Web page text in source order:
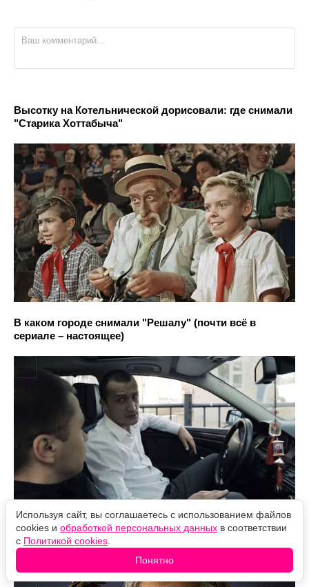
Высотку на Котельнической дорисовали: где снимали
"Старика Хоттабыча"
В каком городе снимали "Решалу" (почти всё в
сериале – настоящее)
Кто сильнее — Гэндальф или Саурон (спойлер: они
одного вида)
Используя сайт, вы соглашаетесь с использованием файлов
cookies и обработкой персональных данных в соответствии
с Политикой cookies
Понятно